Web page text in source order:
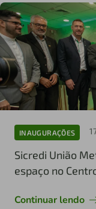
INAUGURAÇÕES
Sicredi União
espaço no
Continuar lendo